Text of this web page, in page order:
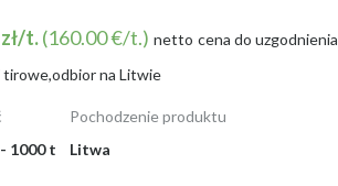
t.(160.00 €/t.) netto cena do uzgodnienia
tirowe,odbior na Litwie
1000 t
Pochodzenie produktu
Litwa